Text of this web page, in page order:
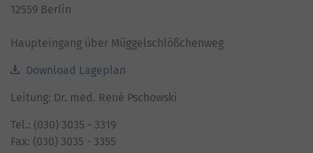
12559 Berlin
Haupteingang über Müggelschlößchenweg
Download Lageplan
Leitung: Dr. med. René Pschowski
Tel.: (030) 3035 - 3319
Fax: (030) 3035 - 3355